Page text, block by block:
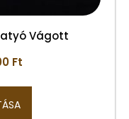
Vágott
Ft